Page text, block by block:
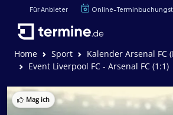
Für Anbieter Online-
Home Sport
Kalender Arsenal FC
Event Liverpool FC - Arsenal FC (1:1)
Mag ich